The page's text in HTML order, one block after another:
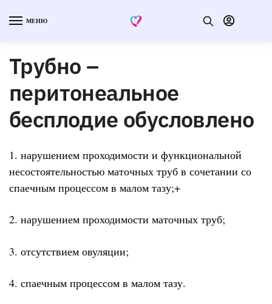
МЕНЮ
Трубно –
перитонеальное
бесплодие обусловлено
1. нарушением проходимости и функциональной
несостоятельностью маточных труб в сочетании со
спаечным процессом в малом тазу;+
2. нарушением проходимости маточных труб;
3. отсутствием овуляции;
4. спаечным процессом в малом тазу.